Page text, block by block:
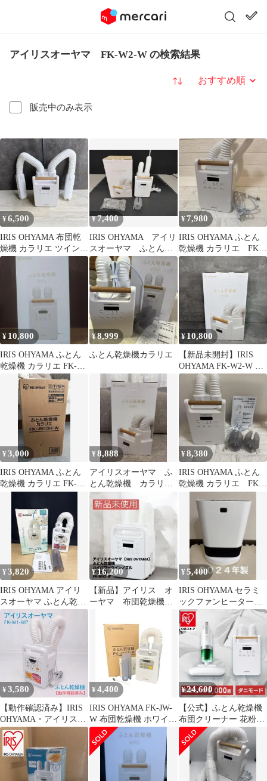
アイリスオーヤマ FK-W2-W の検索結果
販売中のみ表示
並び替え
¥6,500
IRIS OHYAMA 布団乾
燥機 カラリエ ツインノ
ズル FK-W2-W
¥7,400
IRIS OHYAMA アイリ
スオーヤマ ふとん乾
燥機 カラリエ FK-
W2-W
¥7,980
IRIS OHYAMA ふとん
乾燥機 カラリエ FK-
W2-W 布団乾燥機
¥ 10,800
IRIS OHYAMA ふとん
乾燥機 カラリエ FK-
W2-W 本体
¥8,999
ふとん乾燥機カラリエ
¥10,800
【新品未開封】IRIS
OHYAMA FK-W2-W 布
団乾燥機 カラリエ
¥3,000
IRIS OHYAMA ふとん
乾燥機 カラリエ FK-
¥8,888
アイリスオーヤマ ふ
とん乾燥機 カラリ
エ FK-W2-W ホワイ
ト
¥8,380
IRIS OHYAMA ふとん
乾燥機 カラリエ FK-
¥3,820
IRIS OHYAMA アイリ
スオーヤマ ふとん乾燥
機 カラリエ FK-C2-WP
¥16,200
【新品】アイリス オ
ーヤマ 布団乾燥機
ツインノズル
¥5,400
IRIS OHYAMA セラミ
ックファンヒーター
KCH-LWSW121-W
¥3,580
【動作確認済み】IRIS
OHYAMA・アイリスオ
ーヤマ・FK-W1-WP・
ふとん乾燥機・カラリ
エ・衣類乾燥・ダニ対
¥ 4,400
IRIS OHYAMA FK-JW-
W 布団乾燥機 ホワイト
2017年製造
¥24,600
【公式】ふとん乾燥機
布団クリーナー 花粉対
策 クリーナーセット ツ
インノズル 布団乾燥機
布団クリーナー セット
FK-W2 IC-FAC2 アイリ
スオーヤマ